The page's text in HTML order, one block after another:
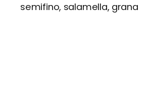
semifino, salamella, grana